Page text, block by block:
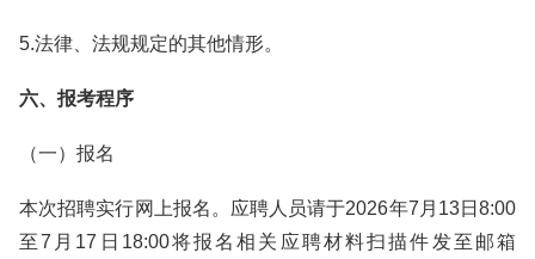
5.法律、法规规定的其他情形。
六、报考程序
（一）报名
本次招聘实行网上报名。应聘人员请于2026年7月13日8:00
至7月17日18:00将报名相关应聘材料扫描件发至邮箱